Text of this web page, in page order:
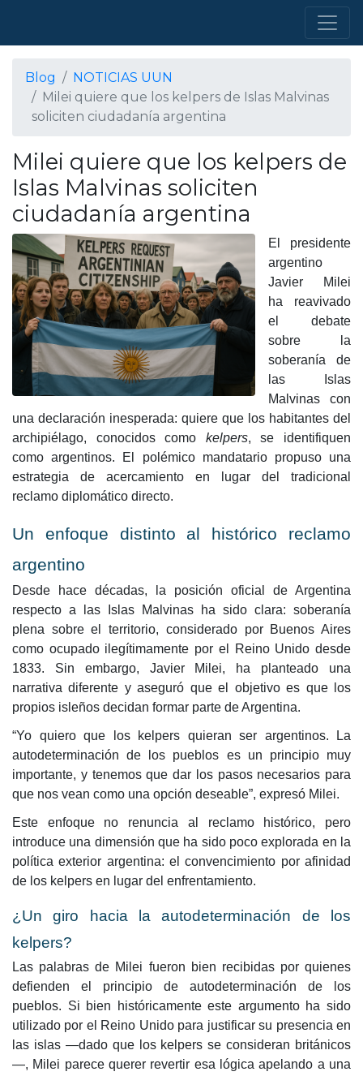
Blog
NOTICIAS UUN
Milei quiere que los kelpers de Islas Malvinas
soliciten ciudadanía argentina
Milei quiere que los kelpers de
Islas Malvinas soliciten
ciudadanía argentina
El presidente
argentino
Javier Milei
ha reavivado
el debate
sobre la
soberanía de
las Islas
Malvinas con
una declaración inesperada: quiere que los habitantes del
archipiélago, conocidos como kelpers, se identifiquen
como argentinos. El polémico mandatario propuso una
estrategia de acercamiento en lugar del tradicional
reclamo diplomático directo.
Un enfoque distinto al histórico reclamo
argentino
Desde hace décadas, la posición oficial de Argentina
respecto a las Islas Malvinas ha sido clara: soberanía
plena sobre el territorio, considerado por Buenos Aires
como ocupado ilegítimamente por el Reino Unido desde
1833. Sin embargo, Javier Milei, ha planteado una
narrativa diferente y aseguró que el objetivo es que los
propios isleños decidan formar parte de Argentina.
“Yo quiero que los kelpers quieran ser argentinos. La
autodeterminación de los pueblos es un principio muy
importante, y tenemos que dar los pasos necesarios para
que nos vean como una opción deseable”, expresó Milei.
Este enfoque no renuncia al reclamo histórico, pero
introduce una dimensión que ha sido poco explorada en la
política exterior argentina: el convencimiento por afinidad
de los kelpers en lugar del enfrentamiento.
¿Un giro hacia la autodeterminación de los
kelpers?
Las palabras de Milei fueron bien recibidas por quienes
defienden el principio de autodeterminación de los
pueblos. Si bien históricamente este argumento ha sido
utilizado por el Reino Unido para justificar su presencia en
las islas —dado que los kelpers se consideran británicos
—, Milei parece querer revertir esa lógica apelando a una